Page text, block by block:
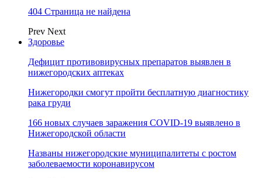
404 Страница не найдена
Prev Next
Здоровье
Дефицит противовирусных препаратов выявлен в
нижегородских аптеках
Нижегородки смогут пройти бесплатную диагностику
рака груди
166 новых случаев заражения COVID-19 выявлено в
Нижегородской области
Названы нижегородские муниципалитеты с ростом
заболеваемости коронавирусом